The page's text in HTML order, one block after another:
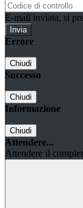
E-mail inviata, si
Errore
Chiudi
Successo
Chiudi
Informazione
Chiudi
Attendere...
Attendere il